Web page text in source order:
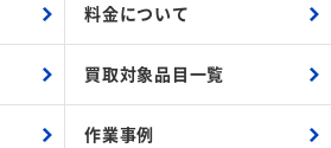
料金について
買取対象品目一覧
作業事例